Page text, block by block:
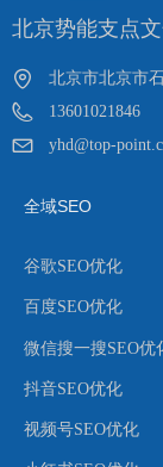
北京市北京市
13601021846
yhd@top-
北京势能支点
谷歌SEO优化
百度SEO优化
微信搜一搜SEO优
抖音SEO优化
视频号SEO优化
全域SEO